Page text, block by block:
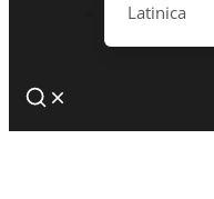
Latinica